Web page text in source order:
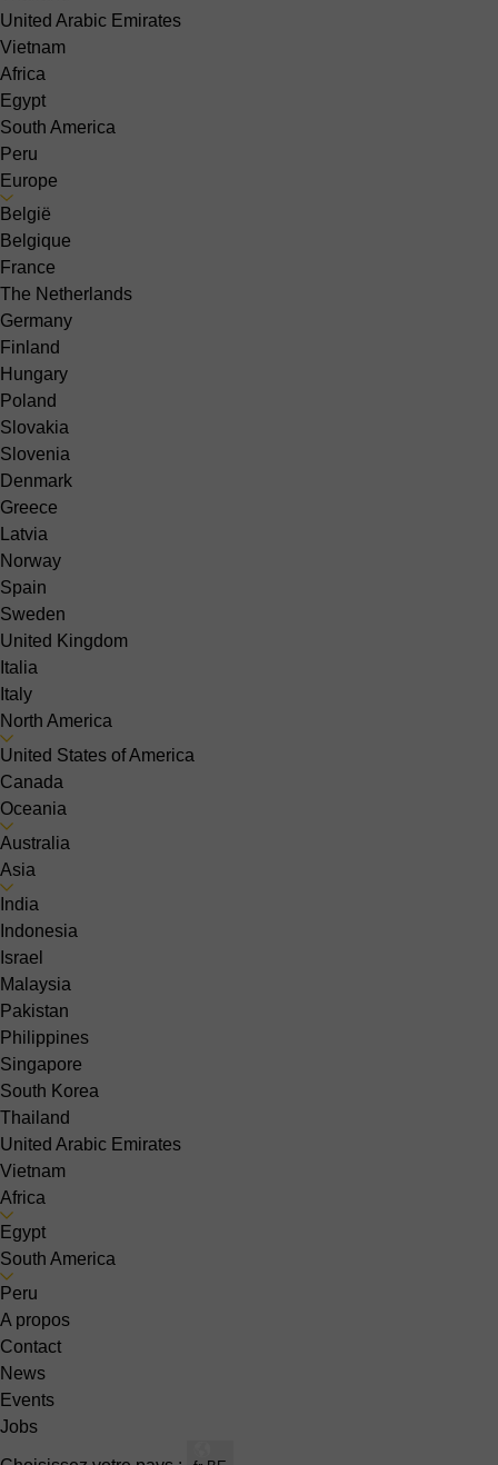
United Arabic Emirates
Vietnam
Africa
Egypt
South America
Peru
Europe
België
Belgique
France
The Netherlands
Germany
Finland
Hungary
Poland
Slovakia
Slovenia
Denmark
Greece
Latvia
Norway
Spain
Sweden
United Kingdom
Italia
Italy
North America
United States of America
Canada
Oceania
Australia
Asia
India
Indonesia
Israel
Malaysia
Pakistan
Philippines
Singapore
South Korea
Thailand
United Arabic Emirates
Vietnam
Africa
Egypt
South America
Peru
A propos
Contact
News
Events
Jobs